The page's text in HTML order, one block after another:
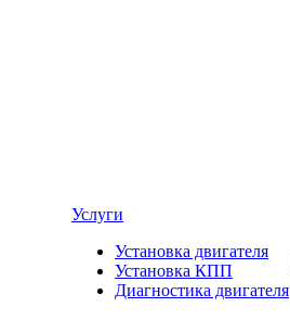
Услуги
Установка двигателя
Установка КПП
Диагностика двигателя